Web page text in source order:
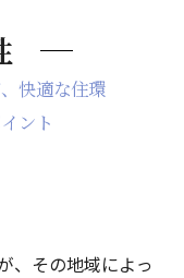
快適な住環
ント
、その地域によっ